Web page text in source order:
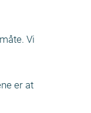
Vi
er at